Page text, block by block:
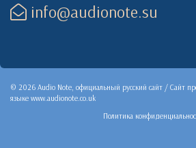
info@audionote.su
© 2026 Audio Note, официальный русский сайт / Сайт
языке www.audionote.co.uk
Политика